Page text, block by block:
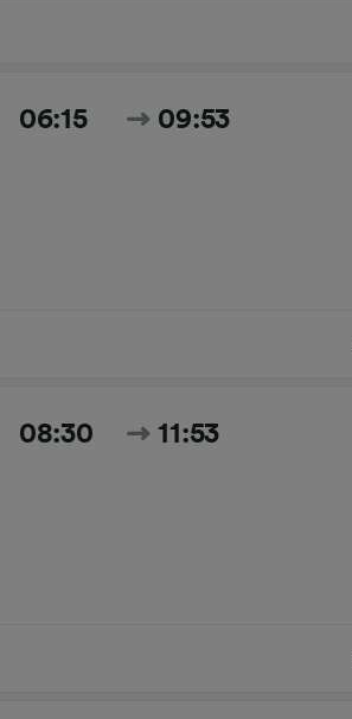
06:15 09:53
08:30 11:53